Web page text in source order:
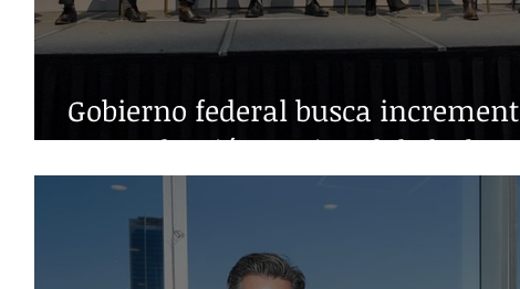
Gobierno federal busca
en producción nacional de leche